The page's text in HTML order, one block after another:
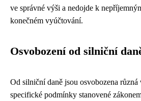
ve správné výši a nedojde k
konečném vyúčtování.
Osvobození od silniční
Od silniční daně jsou osvobozena
specifické podmínky stanovené